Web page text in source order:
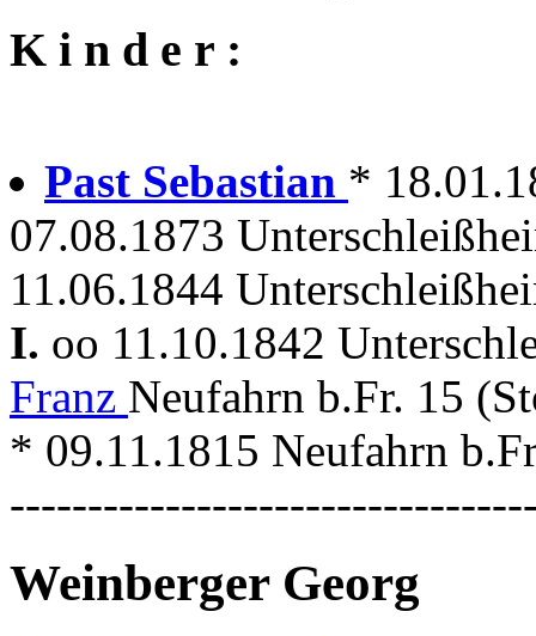
K i n d e r :
Past Sebastian *
07.08.1873
11.06.1844
I. oo 11.10.1842
Franz Neufahrn b.Fr. 15
* 09.11.1815 Neufahrn
Weinberger Georg